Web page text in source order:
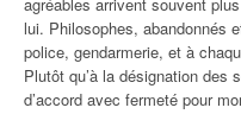
lui. Philosophes, abandonnés
police, gendarmerie, et à
Plutôt qu’à la désignation des
d’accord avec fermeté pour